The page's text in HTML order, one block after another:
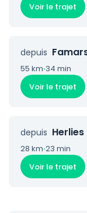
Voir le trajet
depuis
55 km·34 min
Voir le trajet
depuis Herlies
28 km·23 min
Voir le trajet